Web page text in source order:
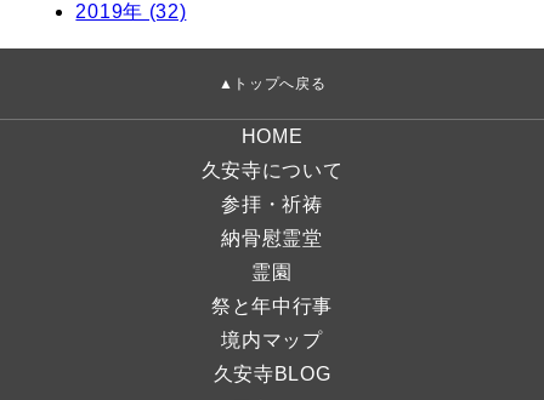
2019年 (32)
▲トップへ戻る
HOME
久安寺について
参拝・祈祷
納骨慰霊堂
霊園
祭と年中行事
境内マップ
久安寺BLOG